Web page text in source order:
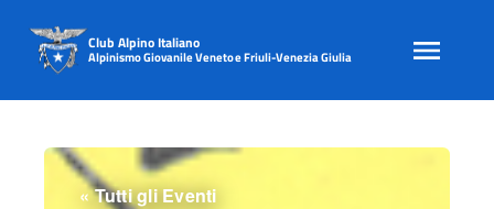
content
Club Alpino Italiano
Alpinismo Giovanile Veneto e Friuli-Venezia Giulia
« Tutti gli Eventi